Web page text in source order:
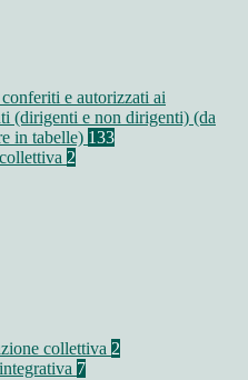
e autorizzati ai
(dirigenti e non dirigenti) (da
in tabelle) 133
2
collettiva 2
7